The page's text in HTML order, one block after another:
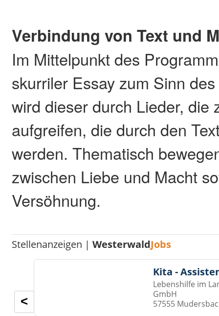
Verbindung von Text und
Im Mittelpunkt des
skurriler Essay zum Sinn
wird dieser durch Lieder, die
aufgreifen, die durch den
werden. Thematisch
zwischen Liebe und Macht
Versöhnung.
Stellenanzeigen |WesterwaldJobs
Kita -
Lebenshilfe im
GmbH
57555
<